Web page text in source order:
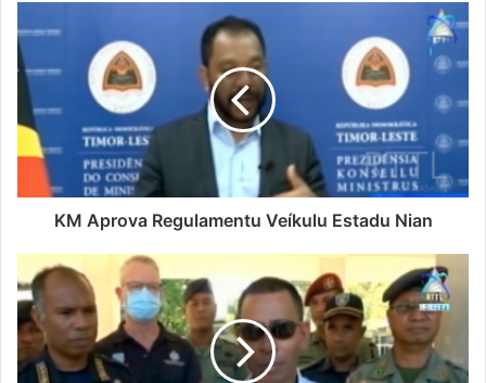
KM Aprova Regulamentu Veíkulu Estadu Nian